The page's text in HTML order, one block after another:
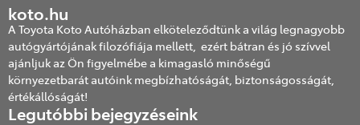
koto.hu
A Toyota Koto Autóházban elköteleződtünk a világ legnagyobb
autógyártójának filozófiája mellett, ezért bátran és jó szívvel
ajánljuk az Ön figyelmébe a kimagasló minőségű
környezetbarát autóink megbízhatóságát, biztonságosságát,
értékállóságát!
Legutóbbi bejegyzéseink